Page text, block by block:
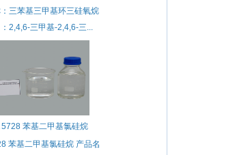
三苯基三甲基环三硅氧烷
2,4,6-三甲基-2,4,6-三...
5728 苯基二甲基氯硅烷
苯基二甲基氯硅烷 产品名